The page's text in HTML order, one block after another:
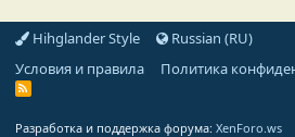
Hihglander Style
Russian (RU)
Условия и правила
Политика
R
Разработка и поддержка форума: XenForo.ws